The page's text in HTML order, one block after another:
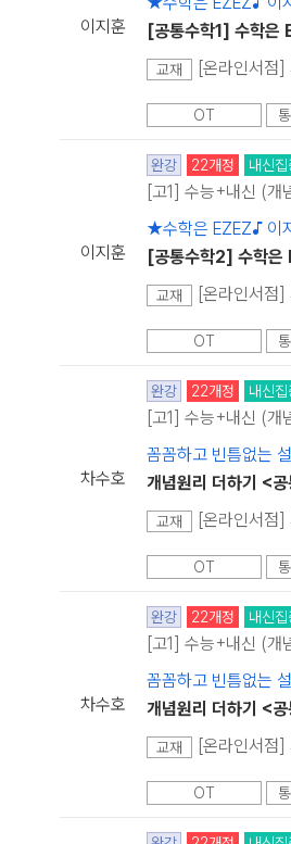
이지훈
[공통수학1] 수학은
교재 [온라인서점
OT
이지훈
완강 22개정 내신집
[고1] 수능+내신 (개
★수학은 EZEZ♪ 이
[공통수학2] 수학은
교재 [온라인서점
OT
차수호
완강 22개정 내신집
[고1] 수능+내신 (개
꼼꼼하고 빈틈없는
개념원리 더하기 <
교재 [온라인서점
OT
차수호
완강 22개정 내신집
[고1] 수능+내신 (개
꼼꼼하고 빈틈없는
개념원리 더하기 <
교재 [온라인서점
OT